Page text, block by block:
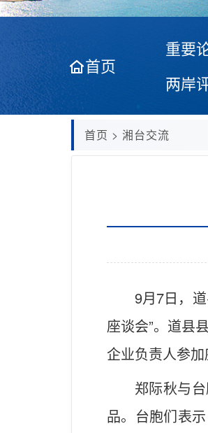
首页
重要
两岸
首页 > 湘台交流
9月7日，
座谈会”。道县
企业负责人参加
郑际秋与
品。台胞们表